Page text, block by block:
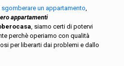
sgomberare un appartamento
appartamenti
, siamo certi di potervi
perchè operiamo con qualità
per liberarti dai problemi e dallo